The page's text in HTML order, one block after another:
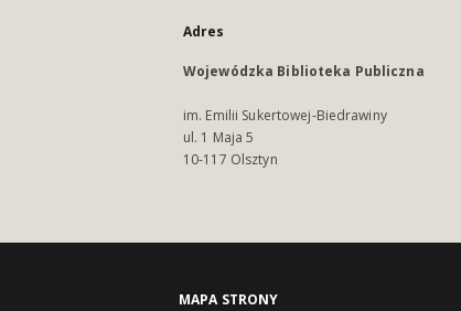
Adres
Wojewódzka Biblioteka Publiczna
im. Emilii Sukertowej-Biedrawiny
ul. 1 Maja 5
10-117 Olsztyn
MAPA STRONY